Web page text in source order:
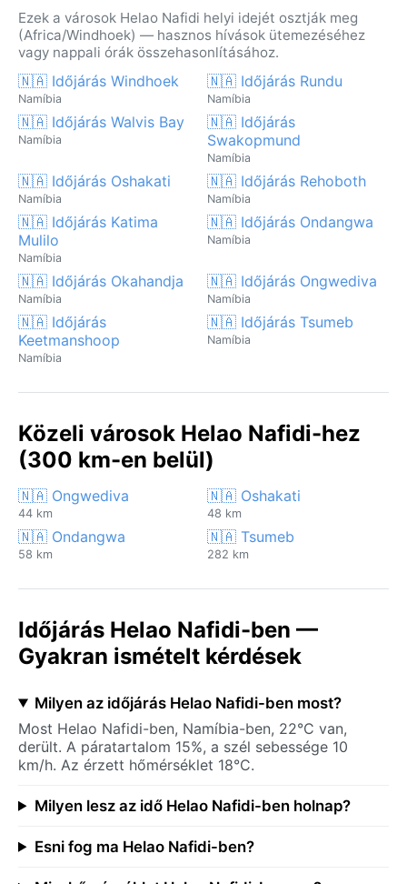
Ezek a városok Helao Nafidi helyi idejét osztják meg
(Africa/Windhoek) — hasznos hívások ütemezéséhez
vagy nappali órák összehasonlításához.
🇳🇦 Időjárás Windhoek
Namíbia
🇳🇦 Időjárás Rundu
Namíbia
🇳🇦 Időjárás Walvis Bay
Namíbia
🇳🇦 Időjárás
Swakopmund
Namíbia
🇳🇦 Időjárás Oshakati
Namíbia
🇳🇦 Időjárás Rehoboth
Namíbia
🇳🇦 Időjárás Katima
Mulilo
Namíbia
🇳🇦 Időjárás Ondangwa
Namíbia
🇳🇦 Időjárás Okahandja
Namíbia
🇳🇦 Időjárás Ongwediva
Namíbia
🇳🇦 Időjárás
Keetmanshoop
Namíbia
🇳🇦 Időjárás Tsumeb
Namíbia
Közeli városok Helao Nafidi-hez
(300 km-en belül)
🇳🇦 Ongwediva
44 km
🇳🇦 Oshakati
48 km
🇳🇦 Ondangwa
58 km
🇳🇦 Tsumeb
282 km
Időjárás Helao Nafidi-ben —
Gyakran ismételt kérdések
Milyen az időjárás Helao Nafidi-ben most?
Most Helao Nafidi-ben, Namíbia-ben, 22°C van,
derült. A páratartalom 15%, a szél sebessége 10
km/h. Az érzett hőmérséklet 18°C.
Milyen lesz az idő Helao Nafidi-ben holnap?
Esni fog ma Helao Nafidi-ben?